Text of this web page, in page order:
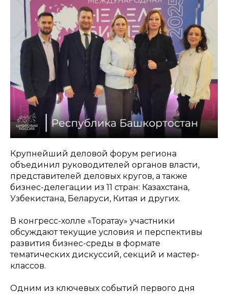
Крупнейший деловой форум региона
объединил руководителей органов власти,
представителей деловых кругов, а также
бизнес-делегации из 11 стран: Казахстана,
Узбекистана, Беларуси, Китая и других.
В конгресс-холле «Торатау» участники
обсуждают текущие условия и перспективы
развития бизнес-среды в формате
тематических дискуссий, секций и мастер-
классов.
Одним из ключевых событий первого дня